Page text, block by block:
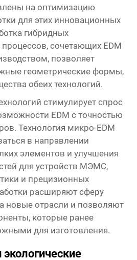
на оптимизацию
для этих инновационных
гибридных
сочетающих EDM
позволяет
геометрические формы,
обеих технологий.
стимулирует спрос
EDM с точностью
Технология микро-EDM
в направлении
элементов и улучшения
для устройств МЭМС,
и прецизионных
расширяют сферу
новые отрасли и позволяют
которые ранее
для изготовления.
экологические